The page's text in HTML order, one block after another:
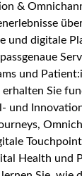
&
und digitale
und
Sie
und
Health und